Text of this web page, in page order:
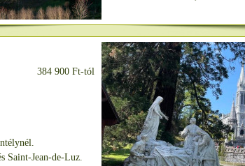
384 900 Ft-tól
Saint-Jean-de-Luz.